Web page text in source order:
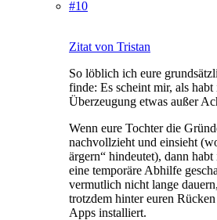
#10
Zitat von Tristan
So löblich ich eure
finde: Es scheint mir, als
Überzeugung etwas außer
Wenn eure Tochter die
nachvollzieht und einsieht
ärgern“ hindeutet), dann
eine temporäre Abhilfe
vermutlich nicht lange
trotzdem hinter euren
Apps installiert.